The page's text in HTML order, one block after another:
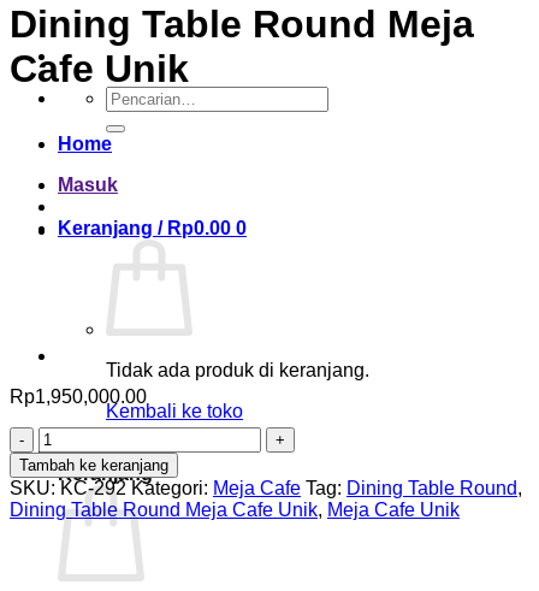
Pencarian
untuk:
Home
Masuk
Keranjang / Rp0.00 0
Tidak ada produk di keranjang.
Kembali ke toko
0
Keranjang
Dining Table Round Meja
Cafe Unik
Rp1,950,000.00
Kuantitas
Dining
Table
Round
Meja
Tambah ke keranjang
SKU: KC-292 Kategori: Meja Cafe Tag: Dining Table Round,
Dining Table Round Meja Cafe Unik, Meja Cafe Unik